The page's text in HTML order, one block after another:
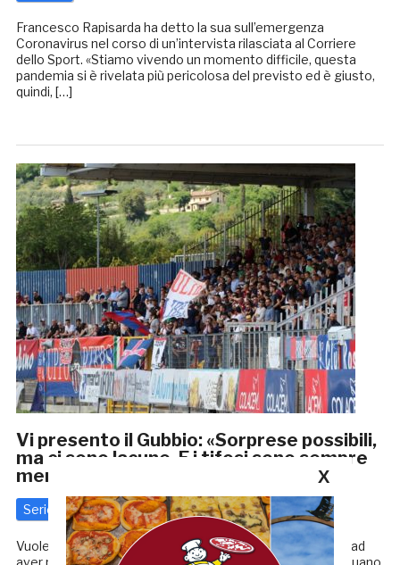
Francesco Rapisarda ha detto la sua sull’emergenza
Coronavirus nel corso di un’intervista rilasciata al Corriere
dello Sport. «Stiamo vivendo un momento difficile, questa
pandemia si è rivelata più pericolosa del previsto ed è giusto,
quindi, […]
Vi presento il Gubbio: «Sorprese possibili,
ma ci sono lacune. E i tifosi sono sempre
meno»
Serie C 26 Gennaio 2018 diRedazione GRB
Vuole ripartire la Samb, dopo l’1-0 subito a Salò, che oltre ad
X